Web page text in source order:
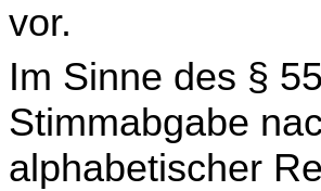
vor.
Im Sinne des §
Stimmabgabe
alphabetischer